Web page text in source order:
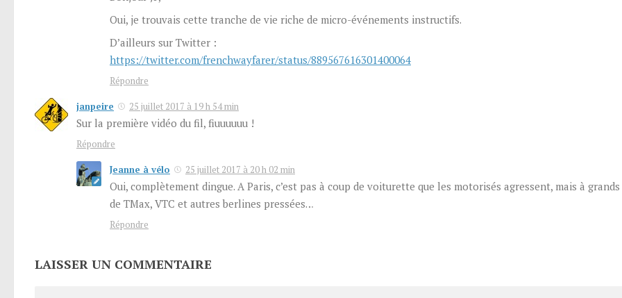
Oui, je trouvais cette tranche de vie riche de micro-événements instructifs.
D’ailleurs sur Twitter :
https://twitter.com/frenchwayfarer/status/889567616301400064
Répondre
janpeire 25 juillet 2017 à 19 h 54 min
Sur la première vidéo du fil, fiuuuuuu !
Répondre
Jeanne à vélo 25 juillet 2017 à 20 h 02 min
Oui, complètement dingue. A Paris, c’est pas à coup de voiturette que les motorisés agressent, mais à grands
de TMax, VTC et autres berlines pressées…
Répondre
LAISSER UN COMMENTAIRE